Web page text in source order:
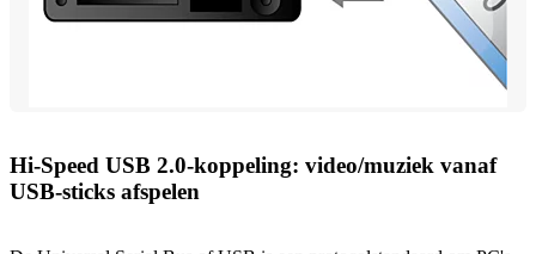
Hi-Speed USB 2.0-koppeling: video/muziek vanaf
USB-sticks afspelen